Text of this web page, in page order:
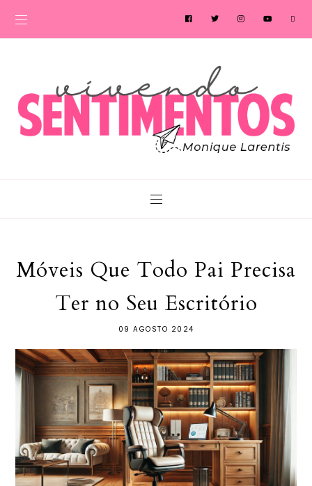
Móveis Que Todo Pai Precisa
Ter no Seu Escritório
09 AGOSTO 2024